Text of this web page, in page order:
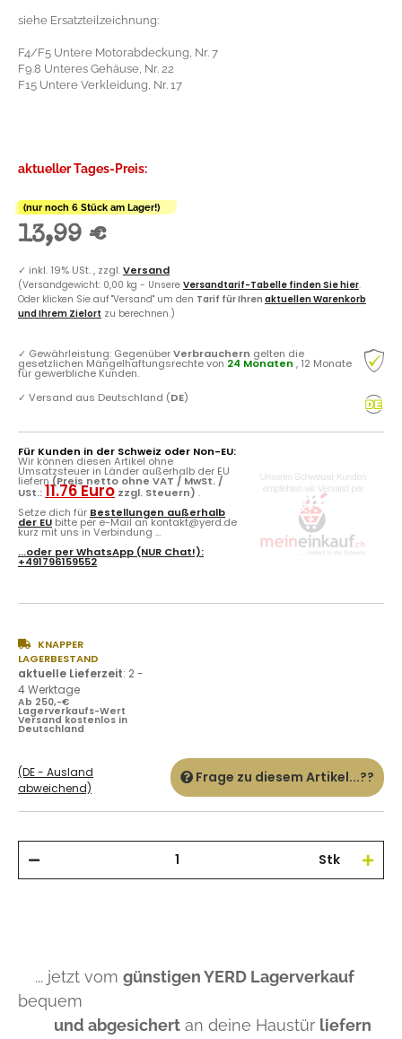
siehe Ersatzteilzeichnung:
F4/F5 Untere Motorabdeckung, Nr. 7
F9.8 Unteres Gehäuse, Nr. 22
F15 Untere Verkleidung, Nr. 17
aktueller Tages-Preis:
(nur noch 6 Stück am Lager!)
13,99 €
✓ inkl. 19% USt. , zzgl.Versand
(Versandgewicht: 0,00 kg - Unsere Versandtarif-Tabelle finden Sie hier.
Oder klicken Sie auf "Versand" um den Tarif für Ihren aktuellen Warenkorb
und Ihrem Zielort zu berechnen.)
✓ Gewährleistung: GegenüberVerbrauchern gelten die
gesetzlichen Mängelhaftungsrechte von 24 Monaten , 12 Monate
für gewerbliche Kunden.
✓ Versand aus Deutschland (DE)
Für Kunden in der Schweiz oder Non-EU:
Wir können diesen Artikel ohne
Umsatzsteuer in Länder außerhalb der EU
liefern (Preis netto ohne VAT / MwSt. /
USt.:11.76 Euro zzgl. Steuern) .
Setze dich für Bestellungen außerhalb
der EU bitte per e-Mail an kontakt@yerd.de
kurz mit uns in Verbindung ...
...oder perWhatsApp (NUR Chat!):
+491796159552
KNAPPER
LAGERBESTAND
aktuelle Lieferzeit: 2 -
4 Werktage
Ab 250,-€
Lagerverkaufs-Wert
Versand kostenlos in
Deutschland
(DE - Ausland
abweichend)
Frage zu diesem Artikel...??
Stk
... jetzt vom günstigen YERD Lagerverkauf
bequem
und abgesichert an deine Haustür liefern